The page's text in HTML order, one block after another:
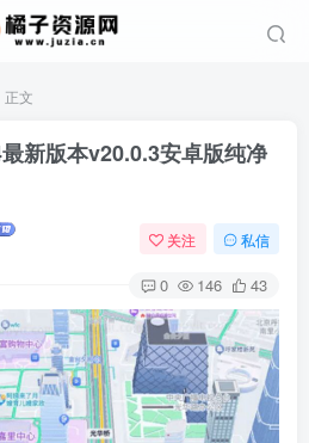
正文
新版本v20.0.3安卓版纯净
关注 私信
0 146 43